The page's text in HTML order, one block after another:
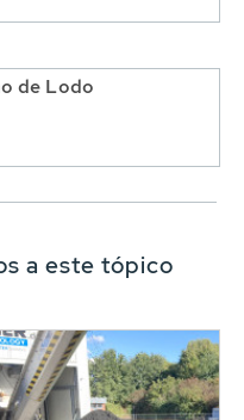
de Lodo
a este tópico